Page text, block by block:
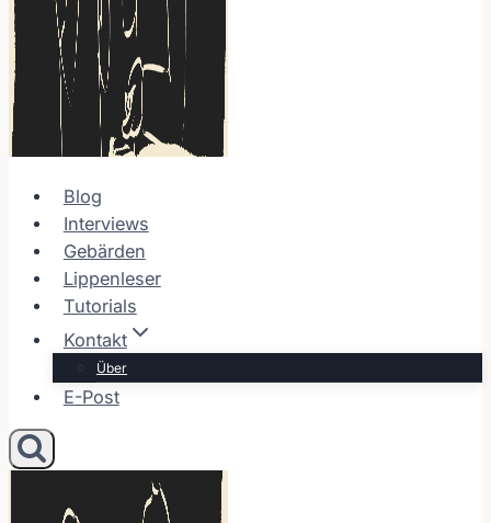
Blog
Interviews
Gebärden
Lippenleser
Tutorials
Kontakt
Über
E-Post